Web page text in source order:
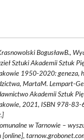
BogusławB.,
Sztuki Akademii Sztuk
1950-2020: geneza,
MartaM. Lempart-
Akademii Sztuk
2021, ISBN 978-83-
w Tarnowie –
[online],